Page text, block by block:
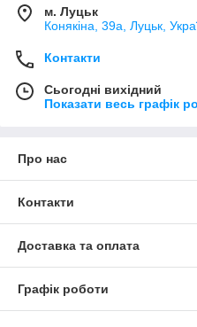
м. Луцьк
Конякіна, 39а, Луцьк,
Контакти
Сьогодні вихідний
Показати весь графік
Про нас
Контакти
Доставка та оплата
Графік роботи